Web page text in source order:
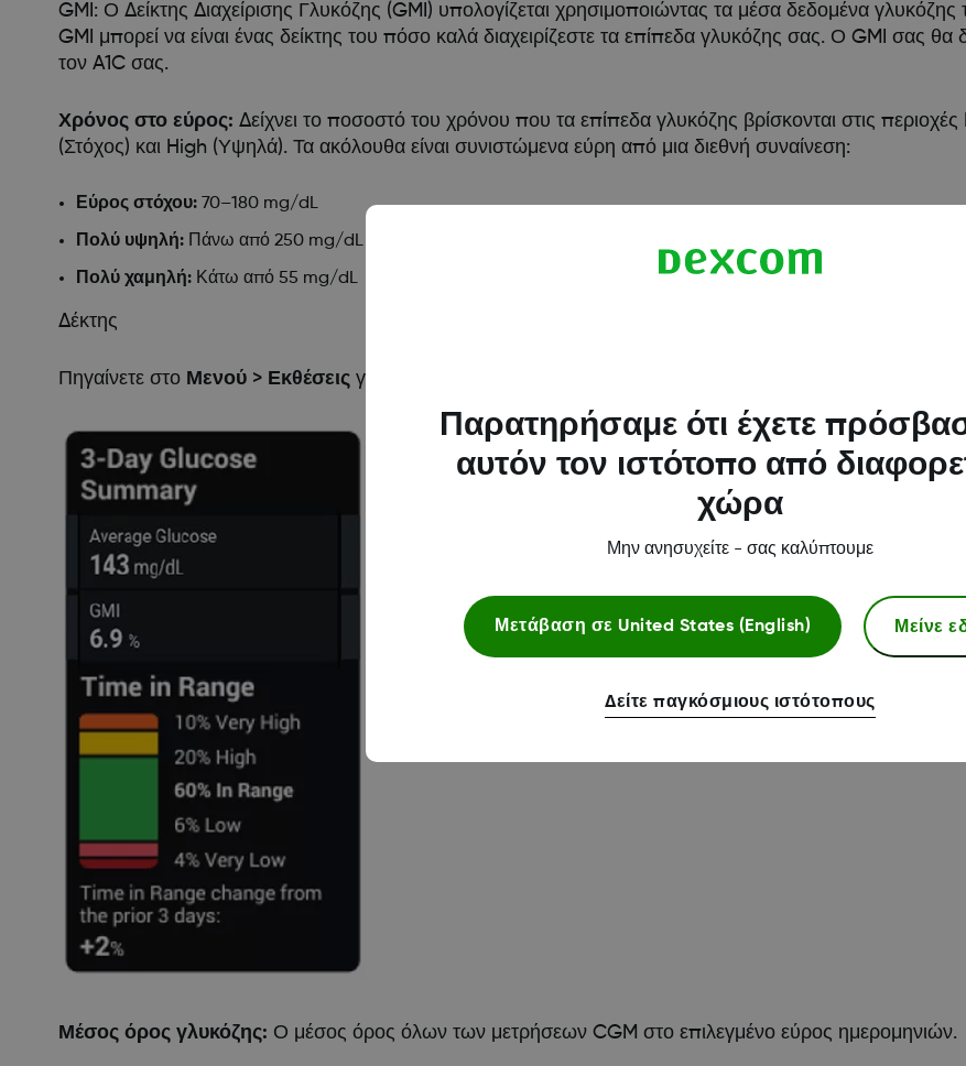
GMI: Ο Δείκτης Διαχείρισης Γλυκόζης (GMI) υπολογίζεται χρησιμοποιώντας τα μέσα δεδομένα
GMI μπορεί να είναι ένας δείκτης του πόσο καλά διαχειρίζεστε τα επίπεδα γλυκόζης σας. Ο GMI σας θα
τον A1C σας.
Χρόνος στο εύρος: Δείχνει το ποσοστό του χρόνου που τα επίπεδα γλυκόζης βρίσκονται στις
(Στόχος) και High (Υψηλά). Τα ακόλουθα είναι συνιστώμενα εύρη από μια διεθνή συναίνεση:
Εύρος στόχου:70–180 mg/dL
Πολύ υψηλή:Πάνω από 250 mg/dL
Πολύ χαμηλή:Κάτω από 55 mg/dL
Δέκτης
Πηγαίνετε στο Μενού> Εκθέσειςγια να επιλέξετε μία.
Μέσος όρος γλυκόζης: Ο μέσος όρος όλων των μετρήσεων CGM στο επιλεγμένο εύρος ημερομηνιών.
Παρατηρήσαμε ότι έχετε
αυτόν τον ιστότοπο από
χώρα
Μην ανησυχείτε - σας καλύπτουμε
Μετάβαση σε United States (English) Μείνε
Δείτε παγκόσμιους ιστότοπους